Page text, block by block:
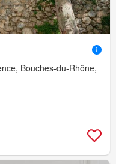
Bouches-du-Rhône,